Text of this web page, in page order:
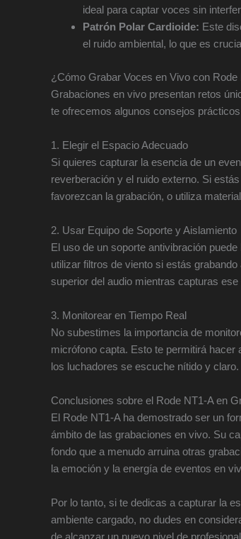
ideal para captar voces sin
Patrón Polar Cardioide: Este
el ruido ambiental, lo que es
¿Cómo Grabar Voces en Vivo con
Grabaciones en vivo presentan retos
te ofrecemos algunos consejos
1. Elegir el Espacio Adecuado
Si quieres capturar la esencia de un
reverberación y el ruido externo. Si
favorezcan la grabación, o utiliza
2. Usar Equipo de Soporte y Aislamiento
El uso de un soporte antivibración
utilizar filtros de viento si estás
superior del audio mientras capturas
3. Monitorear en Tiempo Real
No subestimes la importancia de
micrófono capta. Esto te permitirá
los luchadores se escuche nítido y claro.
Conclusiones sobre el Rode NT1-A en
El Rode NT1-A ha demostrado ser un
ámbito de las grabaciones en vivo. Su
fondo que a menudo arruina otras
la emoción y la energía de eventos en
Por lo tanto, si te dedicas a capturar la
ambiente cargado, no dudes en
de alcanzar un nuevo nivel de